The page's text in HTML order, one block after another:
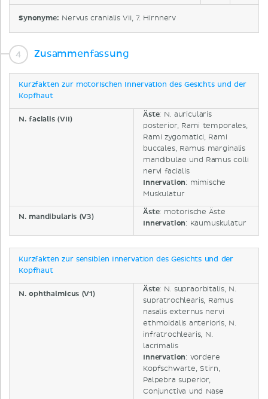
Synonyme: Nervus cranialis VII, 7. Hirnnerv
Zusammenfassung
Kurzfakten zur motorischen Innervation des Gesichts und der
Kopfhaut
N. facialis (VII)
Äste: N. auricularis
posterior, Rami temporales,
Rami zygomatici, Rami
buccales, Ramus marginalis
mandibulae und Ramus colli
nervi facialis
Innervation: mimische
Muskulatur
N. mandibularis (V3)
Äste: motorische Äste
Innervation: Kaumuskulatur
Kurzfakten zur sensiblen Innervation des Gesichts und der
Kopfhaut
N. ophthalmicus (V1)
Äste: N. supraorbitalis, N.
supratrochlearis, Ramus
nasalis externus nervi
ethmoidalis anterioris, N.
infratrochlearis, N.
lacrimalis
Innervation: vordere
Kopfschwarte, Stirn,
Palpebra superior,
Conjunctiva und Nase